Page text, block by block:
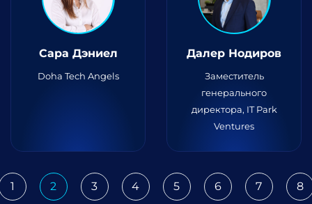
Сара Дэниел
Doha Tech Angels
Далер Нодиров
Заместитель
генерального
директора, IT Park
Ventures
1 2 3 4 5 6 7 8